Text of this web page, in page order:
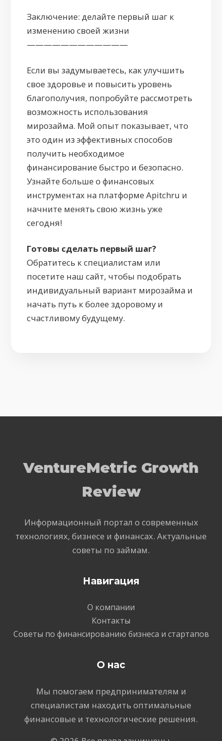
Заключение: делайте первый шаг к
изменению своей жизни
————————————
Если вы задумываетесь, как улучшить
свое здоровье и повысить уровень
благополучия, попробуйте рассмотреть
возможность использования
мирозайма. Мой опыт показывает, что
это один из эффективных способов
получить необходимое
финансирование быстро и безопасно.
Узнайте больше о финансовых
инструментах на платформе Apitchru и
начните менять свою жизнь уже
сегодня!
Готовы сделать первый шаг?
Обратитесь к специалистам или
посетите наш сайт, чтобы подобрать
индивидуальный вариант мирозайма и
начать путь к более здоровому и
счастливому будущему.
VentureMetric Growth
Review
Информационный портал о современных
технологиях, бизнесе и финансах. Актуальные
советы по займам.
Навигация
О компании
Контакты
Советы по финансированию бизнеса и стартапов
О нас
Мы помогаем предпринимателям и
специалистам находить оптимальные
финансовые и технологические решения.